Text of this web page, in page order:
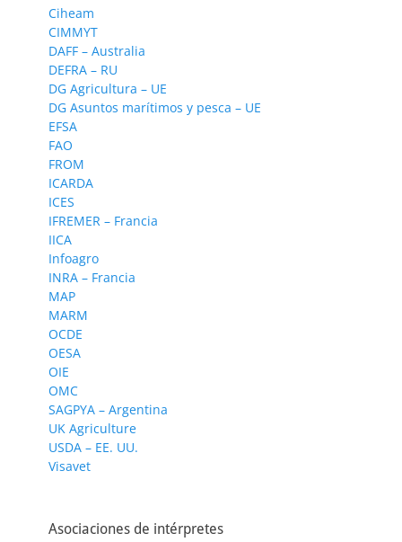
Ciheam
CIMMYT
DAFF – Australia
DEFRA – RU
DG Agricultura – UE
DG Asuntos marítimos y pesca – UE
EFSA
FAO
FROM
ICARDA
ICES
IFREMER – Francia
IICA
Infoagro
INRA – Francia
MAP
MARM
OCDE
OESA
OIE
OMC
SAGPYA – Argentina
UK Agriculture
USDA – EE. UU.
Visavet
Asociaciones de intérpretes